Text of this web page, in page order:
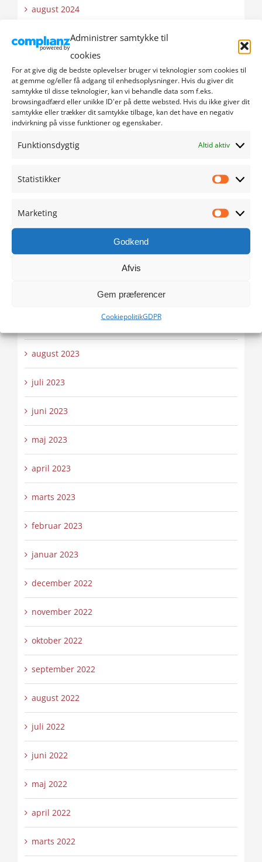
Administrer samtykke til
cookies
For at give dig de bedste oplevelser bruger vi teknologier som cookies til
at gemme og/eller få adgang til enhedsoplysninger. Hvis du giver dit
samtykke til disse teknologier, kan vi behandle data som f.eks.
browsingadfærd eller unikke ID'er på dette websted. Hvis du ikke giver dit
samtykke eller trækker dit samtykke tilbage, kan det have en negativ
indvirkning på visse funktioner og egenskaber.
Funktionsdygtig Altid aktiv
Statistikker
Marketing
Godkend
Afvis
Gem præferencer
CookiepolitikGDPR
august 2024
juli 2024
juni 2024
maj 2024
april 2024
marts 2024
februar 2024
januar 2024
august 2023
juli 2023
juni 2023
maj 2023
april 2023
marts 2023
februar 2023
januar 2023
december 2022
november 2022
oktober 2022
september 2022
august 2022
juli 2022
juni 2022
maj 2022
april 2022
marts 2022